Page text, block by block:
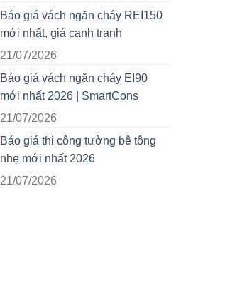
Báo giá vách ngăn cháy REI150
mới nhất, giá cạnh tranh
21/07/2026
Báo giá vách ngăn cháy EI90
mới nhất 2026 | SmartCons
21/07/2026
Báo giá thi công tường bê tông
nhẹ mới nhất 2026
21/07/2026